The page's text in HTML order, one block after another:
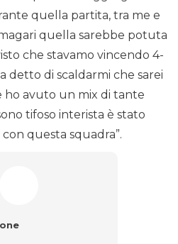
quella partita, tra me e
quella sarebbe potuta
che stavamo vincendo 4-
detto di scaldarmi che sarei
avuto un mix di tante
tifoso interista è stato
questa squadra”.